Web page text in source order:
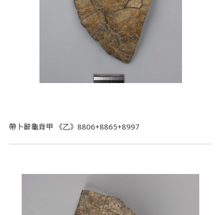
帶卜辭龜背甲 《乙》8806+8865+8997